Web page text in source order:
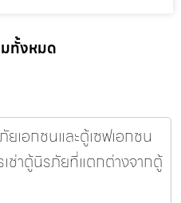
ทั้งหมด
เอกชนและตู้เซฟเอกชน
เช่าตู้นิรภัยที่แตกต่างจากตู้